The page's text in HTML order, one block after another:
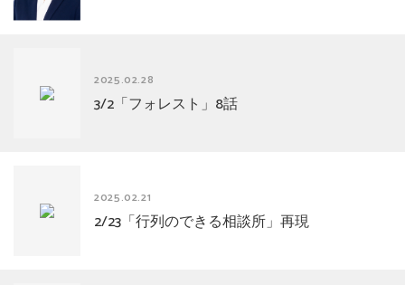
2025.02.28
3/2「フォレスト」8話
2025.02.21
2/23「行列のできる相談所」再現